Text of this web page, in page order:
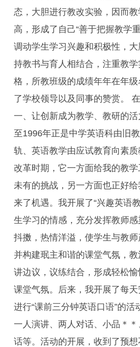
态，大胆进行教改实验，因而
高，形成了自己“善于把握教学
调动学生学习兴趣和积极性，
持教书与育人相结合，注重教学
格，所教班级的成绩年年在年级
了学校领导以及同事的赞赏。
一、让创新成为教学、教研的
至1996年正是中学英语科由旧
轨、英语教学由应试教育向素
改革时期，它一方面给我的教
未有的挑战，另一方面也正好
来了机遇。我开展了“兴趣英语
生学习的情感，充分发挥教师
抖擞，热情洋溢，使学生与教师
并构建珉主和谐的课堂气氛，
讲边议，议练结合，形成轻松
课堂气氛。后来，我开展了每
进行“课前三分钟英语口语”的活
一人演讲、两人对话、小品＊
话等。活动的开展，收到了预